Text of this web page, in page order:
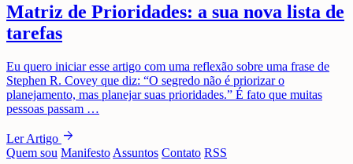
Matriz de Prioridades: a sua nova lista de
tarefas
Eu quero iniciar esse artigo com uma reflexão sobre uma frase de
Stephen R. Covey que diz: “O segredo não é priorizar o
planejamento, mas planejar suas prioridades.” É fato que muitas
pessoas passam …
Ler Artigo arrow_forward
Quem sou Manifesto Assuntos Contato RSS